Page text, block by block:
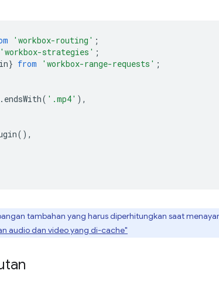
'workbox-routing' ;
'workbox-strategies' ;
} from 'workbox-range-requests' ;
. endsWith( '.mp4' ),
(),
tambahan yang harus diperhitungkan saat
audio dan video yang di-cache"